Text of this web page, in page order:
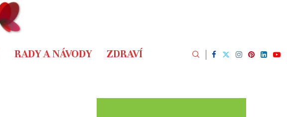
RADY A NÁVODY ZDRAVÍ